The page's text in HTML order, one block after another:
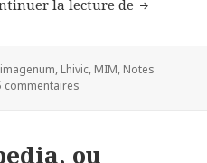
la lecture de L'image
imagenum, Lhivic, MIM, Notes
commentaires
ou